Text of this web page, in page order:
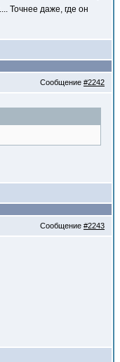
Точнее даже, где он
Сообщение #2242
Сообщение #2243